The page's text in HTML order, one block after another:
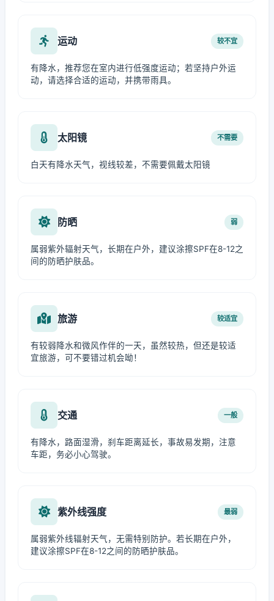
运动 较不宜
有降水，推荐您在室内进行低强度运动；若坚持户外运
动，请选择合适的运动，并携带雨具。
太阳镜 不需要
白天有降水天气，视线较差，不需要佩戴太阳镜
防晒 弱
属弱紫外辐射天气，长期在户外，建议涂擦SPF在8-12之
间的防晒护肤品。
旅游 较适宜
有较弱降水和微风作伴的一天，虽然较热，但还是较适
宜旅游，可不要错过机会呦！
交通 一般
有降水，路面湿滑，刹车距离延长，事故易发期，注意
车距，务必小心驾驶。
紫外线强度 最弱
属弱紫外线辐射天气，无需特别防护。若长期在户外，
建议涂擦SPF在8-12之间的防晒护肤品。